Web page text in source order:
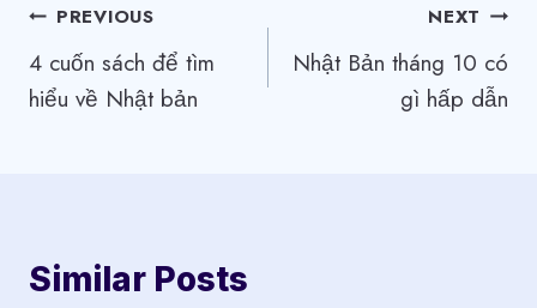
Điều
hướng
PREVIOUS
4 cuốn sách để tìm
hiểu về Nhật bản
NEXT
Nhật Bản tháng 10 có
gì hấp dẫn
Similar Posts